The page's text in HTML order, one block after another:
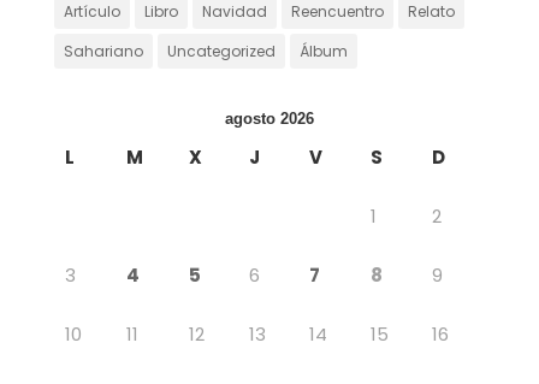
Artículo Libro Navidad Reencuentro
Relato
Sahariano
Uncategorized Álbum
agosto 2026
L M X J V S D
1 2
3 4 5 6 7 8 9
10 11 12 13 14 15 16